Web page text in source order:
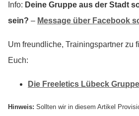
Info: Deine Gruppe aus der Stadt
sein? – Message über Facebook
Um freundliche, Trainingspartner zu
Euch:
Die Freeletics Lübeck Gruppe
Hinweis: Sollten wir in diesem Artikel